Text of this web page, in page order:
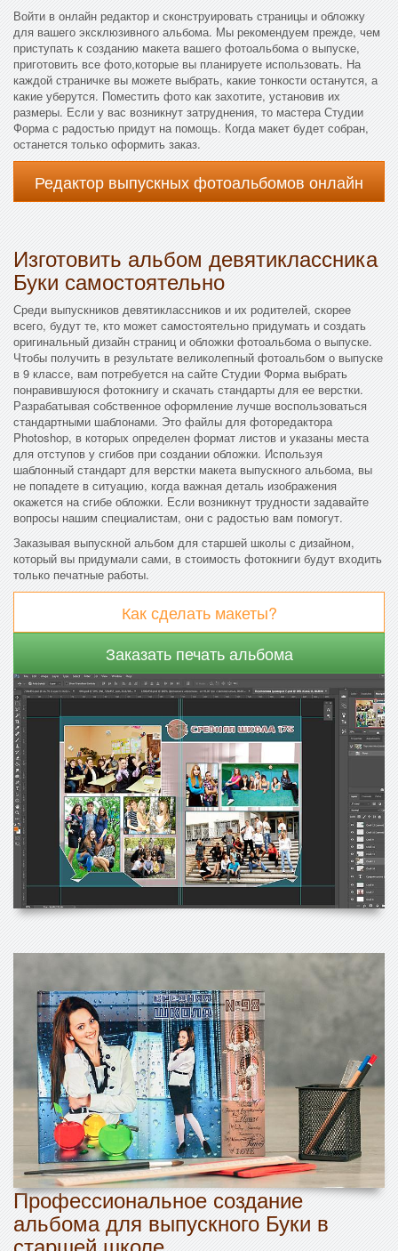
Войти в онлайн редактор и сконструировать страницы и обложку
для вашего эксклюзивного альбома. Мы рекомендуем прежде, чем
приступать к созданию макета вашего фотоальбома о выпуске,
приготовить все фото,которые вы планируете использовать. На
каждой страничке вы можете выбрать, какие тонкости останутся, а
какие уберутся. Поместить фото как захотите, установив их
размеры. Если у вас возникнут затруднения, то мастера Студии
Форма с радостью придут на помощь. Когда макет будет собран,
останется только оформить заказ.
Редактор выпускных фотоальбомов онлайн
Изготовить альбом девятиклассника
Буки самостоятельно
Среди выпускников девятиклассников и их родителей, скорее
всего, будут те, кто может самостоятельно придумать и создать
оригинальный дизайн страниц и обложки фотоальбома о выпуске.
Чтобы получить в результате великолепный фотоальбом о выпуске
в 9 классе, вам потребуется на сайте Студии Форма выбрать
понравившуюся фотокнигу и скачать стандарты для ее верстки.
Разрабатывая собственное оформление лучше воспользоваться
стандартными шаблонами. Это файлы для фоторедактора
Photoshop, в которых определен формат листов и указаны места
для отступов у сгибов при создании обложки. Используя
шаблонный стандарт для верстки макета выпускного альбома, вы
не попадете в ситуацию, когда важная деталь изображения
окажется на сгибе обложки. Если возникнут трудности задавайте
вопросы нашим специалистам, они с радостью вам помогут.
Заказывая выпускной альбом для старшей школы с дизайном,
который вы придумали сами, в стоимость фотокниги будут входить
только печатные работы.
Как сделать макеты?
Заказать печать альбома
Профессиональное создание
альбома для выпускного Буки в